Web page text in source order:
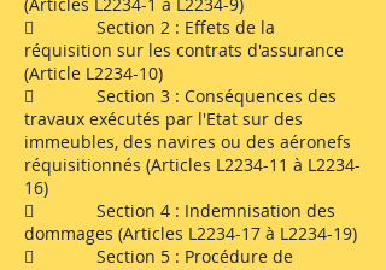
 Section 2 : Effets de la
réquisition sur les contrats d'assurance
(Article L2234-10)
 Section 3 : Conséquences des
travaux exécutés par l'Etat sur des
immeubles, des navires ou des aéronefs
réquisitionnés (Articles L2234-11 à L2234-
16)
 Section 4 : Indemnisation des
dommages (Articles L2234-17 à L2234-19)
 Section 5 : Procédure de